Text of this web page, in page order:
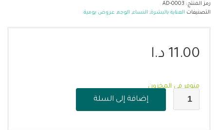
رمز المنتج: AD-0003
التصنيفات العناية بالبشرة, النساء, الوجه, عروض يومية
11.00 د.ا
متوفر في المخزون
إضافة إلى السلة